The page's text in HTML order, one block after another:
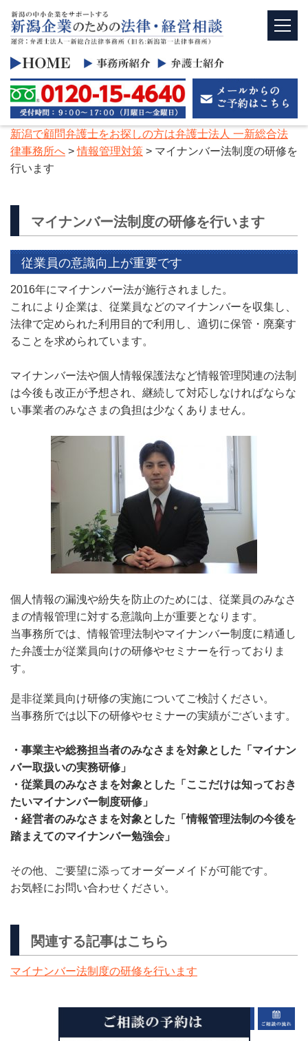
新潟で顧問弁護士をお探しの方は弁護士法人 一新総合法
律事務所へ >情報管理対策 > マイナンバー法制度の研修を
行います
マイナンバー法制度の研修を行います
従業員の意識向上が重要です
2016年にマイナンバー法が施行されました。
これにより企業は、従業員などのマイナンバーを収集し、
法律で定められた利用目的で利用し、適切に保管・廃棄す
ることを求められています。
マイナンバー法や個人情報保護法など情報管理関連の法制
は今後も改正が予想され、継続して対応しなければならな
い事業者のみなさまの負担は少なくありません。
個人情報の漏洩や紛失を防止のためには、従業員のみなさ
まの情報管理に対する意識向上が重要となります。
当事務所では、情報管理法制やマイナンバー制度に精通し
た弁護士が従業員向けの研修やセミナーを行っておりま
す。
是非従業員向け研修の実施についてご検討ください。
当事務所では以下の研修やセミナーの実績がございます。
・事業主や総務担当者のみなさまを対象とした「マイナン
バー取扱いの実務研修」
・従業員のみなさまを対象とした「ここだけは知っておき
たいマイナンバー制度研修」
・経営者のみなさまを対象とした「情報管理法制の今後を
踏まえてのマイナンバー勉強会」
その他、ご要望に添ってオーダーメイドが可能です。
お気軽にお問い合わせください。
関連する記事はこちら
マイナンバー法制度の研修を行います